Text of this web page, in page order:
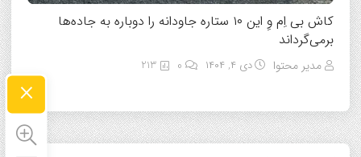
کاش بی‌ اِم وِ این ۱۰ ستاره جاودانه را دوباره به جاده‌ها
برمی‌گرداند
مدیر محتوا دی ۴, ۱۴۰۴ 213
×